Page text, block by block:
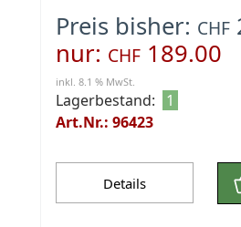
Preis bisher: CHF
nur: CHF 189.00
inkl. 8.1 % MwSt.
Lagerbestand:
1
Art.Nr.: 96423
Details